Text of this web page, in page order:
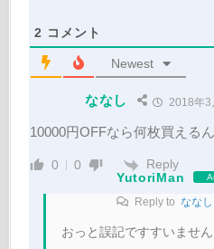
2 コメント
Newest
ななし 2018年3
10000円OFFなら何枚買える
0 0
Reply
YutoriMan
Reply to ななし
おっと誤記ですすいません